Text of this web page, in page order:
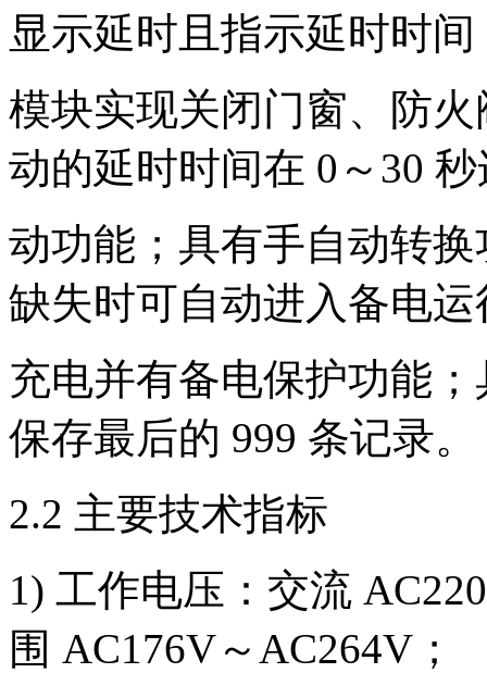
显示延时且指示延时时
模块实现关闭门窗、防
动的延时时间在 0～30
动功能；具有手自动转
缺失时可自动进入备电
充电并有备电保护功能
保存最后的 999 条记录。
2.2 主要技术指标
1) 工作电压：交流
围 AC176V～AC264V；